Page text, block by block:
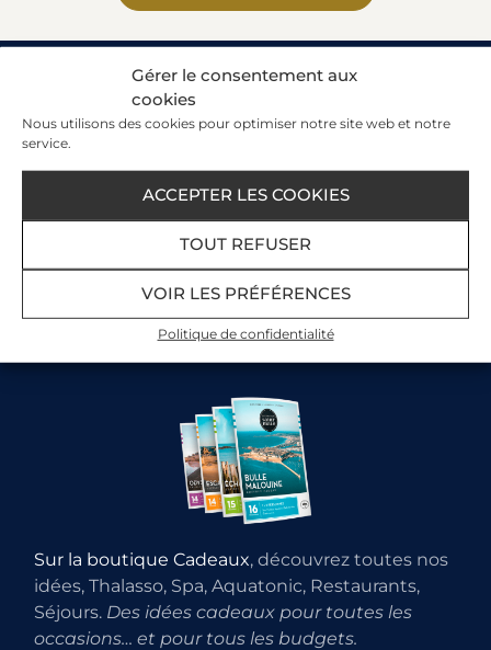
Gérer le consentement aux
cookies
Nous utilisons des cookies pour optimiser notre site web et notre
service.
ACCEPTER LES COOKIES
TOUT REFUSER
VOIR LES PRÉFÉRENCES
Politique de confidentialité
Offrez du bien-être en cadeau
Sur la boutique Cadeaux, découvrez toutes nos
idées, Thalasso, Spa, Aquatonic, Restaurants,
Séjours. Des idées cadeaux pour toutes les
occasions… et pour tous les budgets.
Recevez nos offres et actualités par e-mail​
Votre e-mail :